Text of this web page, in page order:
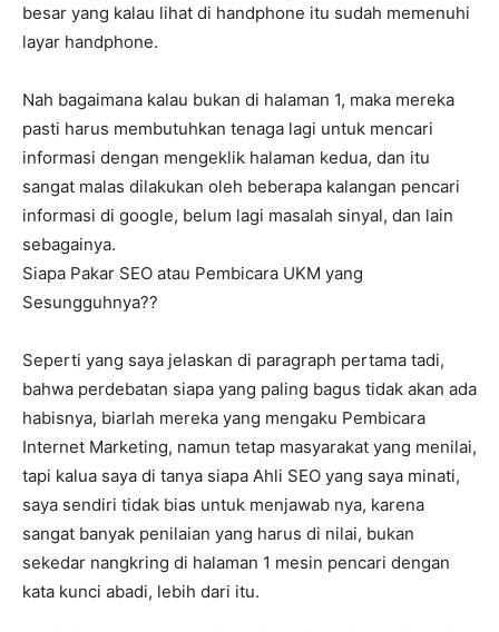
besar yang kalau lihat di handphone itu sudah memenuhi
layar handphone.
Nah bagaimana kalau bukan di halaman 1, maka mereka
pasti harus membutuhkan tenaga lagi untuk mencari
informasi dengan mengeklik halaman kedua, dan itu
sangat malas dilakukan oleh beberapa kalangan pencari
informasi di google, belum lagi masalah sinyal, dan lain
sebagainya.
Siapa Pakar SEO atau Pembicara UKM yang
Sesungguhnya??
Seperti yang saya jelaskan di paragraph pertama tadi,
bahwa perdebatan siapa yang paling bagus tidak akan ada
habisnya, biarlah mereka yang mengaku Pembicara
Internet Marketing, namun tetap masyarakat yang menilai,
tapi kalua saya di tanya siapa Ahli SEO yang saya minati,
saya sendiri tidak bias untuk menjawab nya, karena
sangat banyak penilaian yang harus di nilai, bukan
sekedar nangkring di halaman 1 mesin pencari dengan
kata kunci abadi, lebih dari itu.